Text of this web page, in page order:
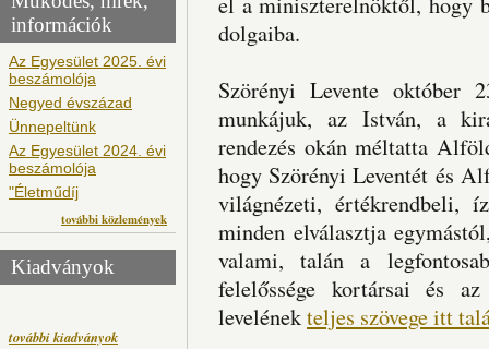
információk
Az Egyesület 2025. évi
beszámolója
Negyed évszázad
Ünnepeltünk
Az Egyesület 2024. évi
beszámolója
"Életműdíj
további közlemények
Kiadványok
további kiadványok
dolgaiba.
Szörényi Levente október
munkájuk, az István, a
rendezés okán méltatta
hogy Szörényi Leventét és
világnézeti, értékrendbeli,
minden elválasztja
valami, talán a
felelőssége kortársai és
levelénekteljes szövege itt